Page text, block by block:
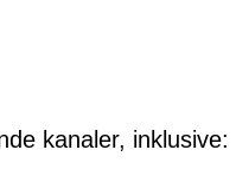
kanaler, inklusive: